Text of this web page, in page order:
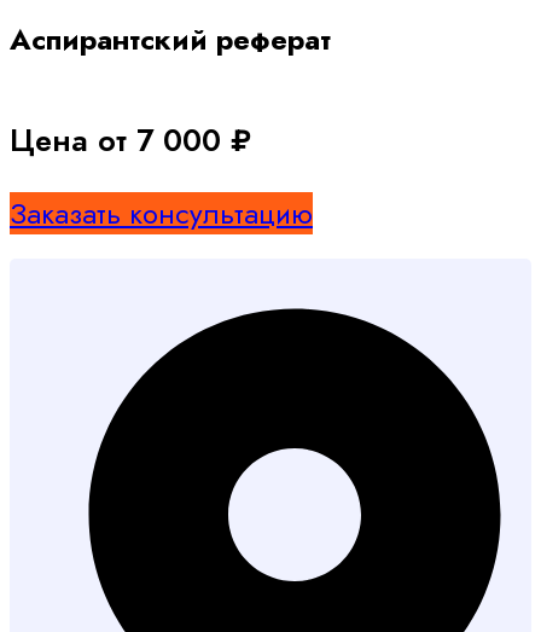
Аспирантский реферат
Цена от 7 000 ₽
Заказать консультацию